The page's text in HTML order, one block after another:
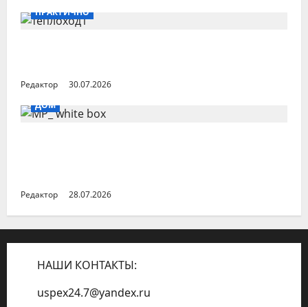
ПРАКТИЧНО
Редактор
30.07.2026
ДОМ
Редактор 28.07.2026
НАШИ КОНТАКТЫ:
uspex24.7@yandex.ru